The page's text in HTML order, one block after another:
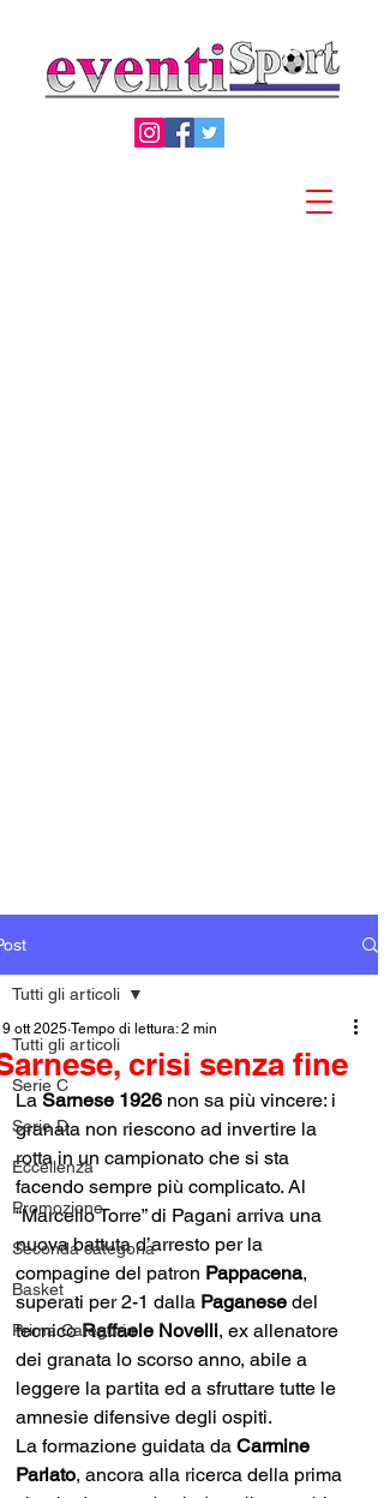
Tutti gli articoli
Serie C
Serie D
Eccellenza
Promozione
Seconda categoria
Basket
Prima Categoria
Tutti gli articoli
crisi senza fine
ott 2025 Tempo di lettura: 2 min
La Sarnese 1926 non sa più vincere: i
granata non riescono ad invertire la
rotta in un campionato che si sta
facendo sempre più complicato. Al
“Marcello Torre” di Pagani arriva una
nuova battuta d’arresto per la
compagine del patron Pappacena,
superati per 2-1 dalla Paganese del
tecnico Raffaele Novelli, ex allenatore
dei granata lo scorso anno, abile a
leggere la partita ed a sfruttare tutte le
amnesie difensive degli ospiti.
La formazione guidata da Carmine
Parlato, ancora alla ricerca della prima